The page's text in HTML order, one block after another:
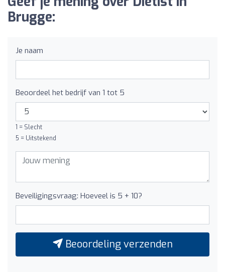
Brugge:
Je naam
Beoordeel het bedrijf van 1 tot 5
1 = Slecht
5 = Uitstekend
Beveiligingsvraag: Hoeveel is 5 + 10?
Beoordeling verzenden